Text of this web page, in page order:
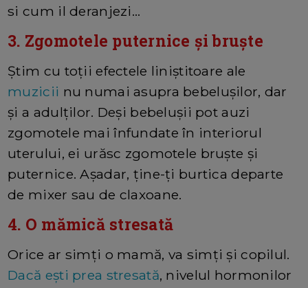
si cum il deranjezi...
3. Zgomotele puternice și bruște
Știm cu toții efectele liniștitoare ale
muzicii nu numai asupra bebelușilor, dar
și a adulților. Deși bebelușii pot auzi
zgomotele mai înfundate în interiorul
uterului, ei urăsc zgomotele bruște și
puternice. Așadar, ține-ți burtica departe
de mixer sau de claxoane.
4. O mămică stresată
Orice ar simți o mamă, va simți și copilul.
Dacă ești prea stresată, nivelul hormonilor